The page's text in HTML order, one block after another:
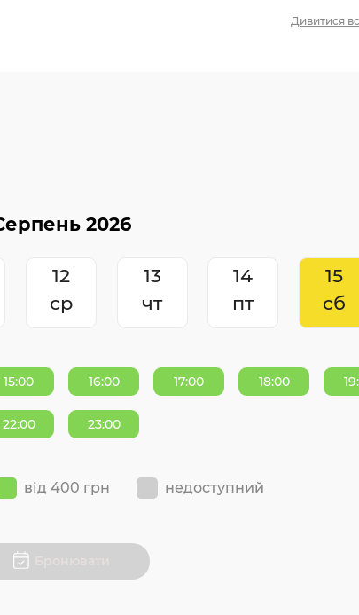
Дивитися
12
ср
13
чт
14
пт
15
сб
15:00 16:00 17:00 18:00
22:00 23:00
від 400 грн недоступний